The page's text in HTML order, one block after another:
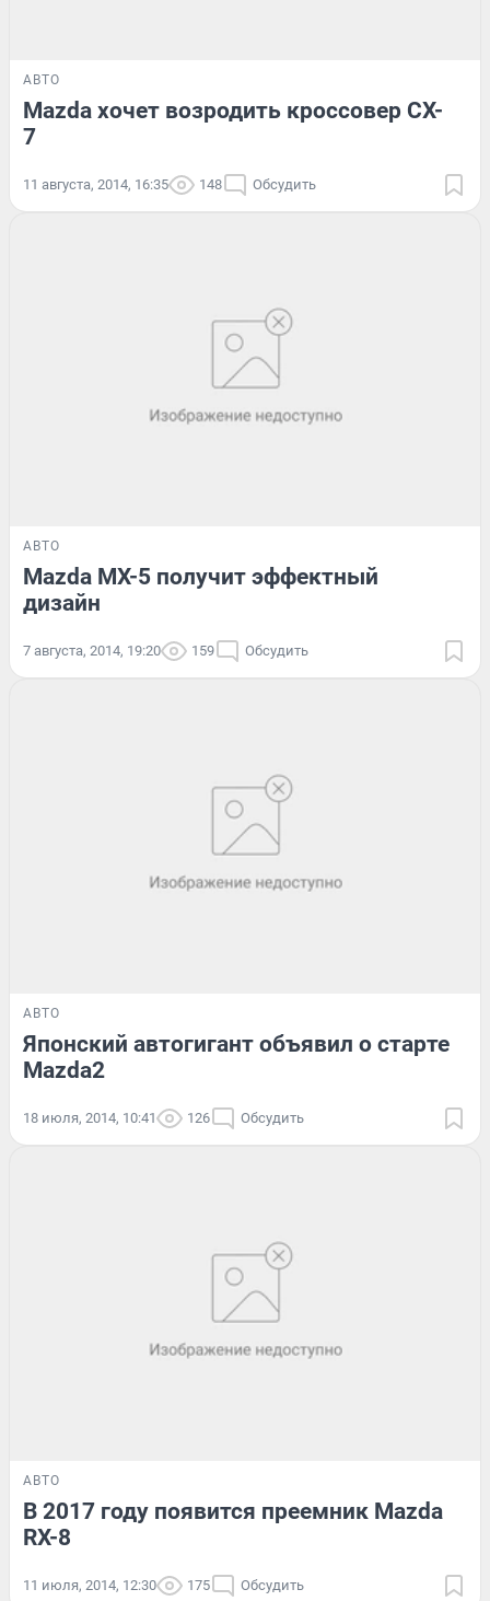
АВТО
Mazda хочет возродить кроссовер CX-
7
11 августа, 2014, 16:35 148 Обсудить
АВТО
Mazda MX-5 получит эффектный
дизайн
7 августа, 2014, 19:20 159 Обсудить
АВТО
Японский автогигант объявил о старте
Mazda2
18 июля, 2014, 10:41 126 Обсудить
АВТО
В 2017 году появится преемник Mazda
RX-8
11 июля, 2014, 12:30 175 Обсудить